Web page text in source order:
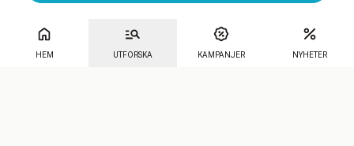
HEM UTFORSKA KAMPANJER NYHETER